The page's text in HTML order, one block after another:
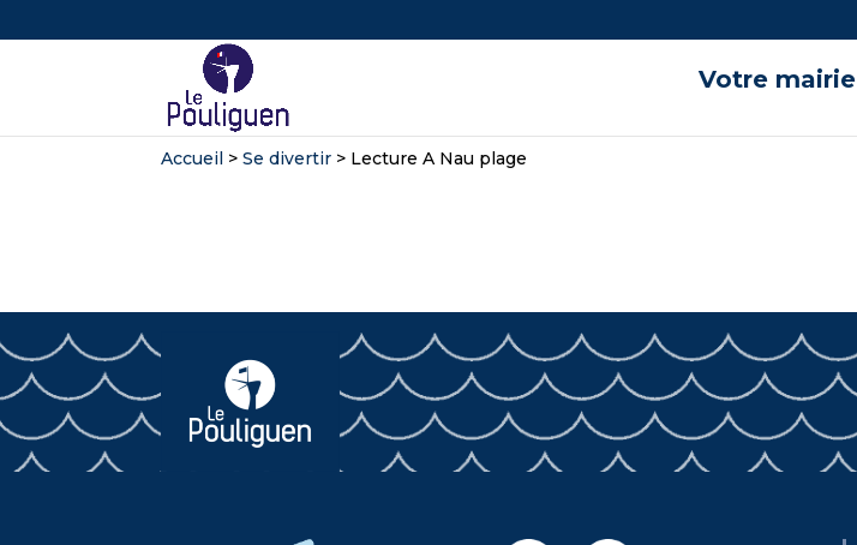
Votre mairie
Accueil >Se divertir > Lecture A Nau plage